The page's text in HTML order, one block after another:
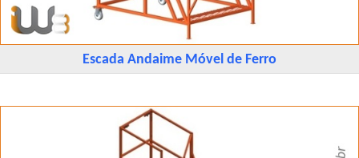
Escada Andaime Móvel de Ferro